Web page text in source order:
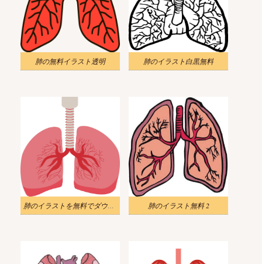
肺の無料イラスト透明 肺のイラスト白黒無料
肺のイラストを無料でダウンロード 肺のイラスト無料 2